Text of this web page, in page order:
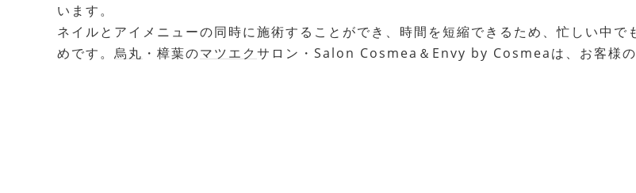
います。
ネイルとアイメニューの同時に施術することができ、時間を短縮できるため、忙しい中
めです。 烏丸 ・樟葉のマツエク サロン・Salon Cosmea＆Envy by Cosmeaは、お客様の